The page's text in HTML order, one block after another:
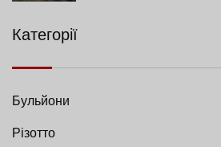
Категорії
Бульйони
Різотто